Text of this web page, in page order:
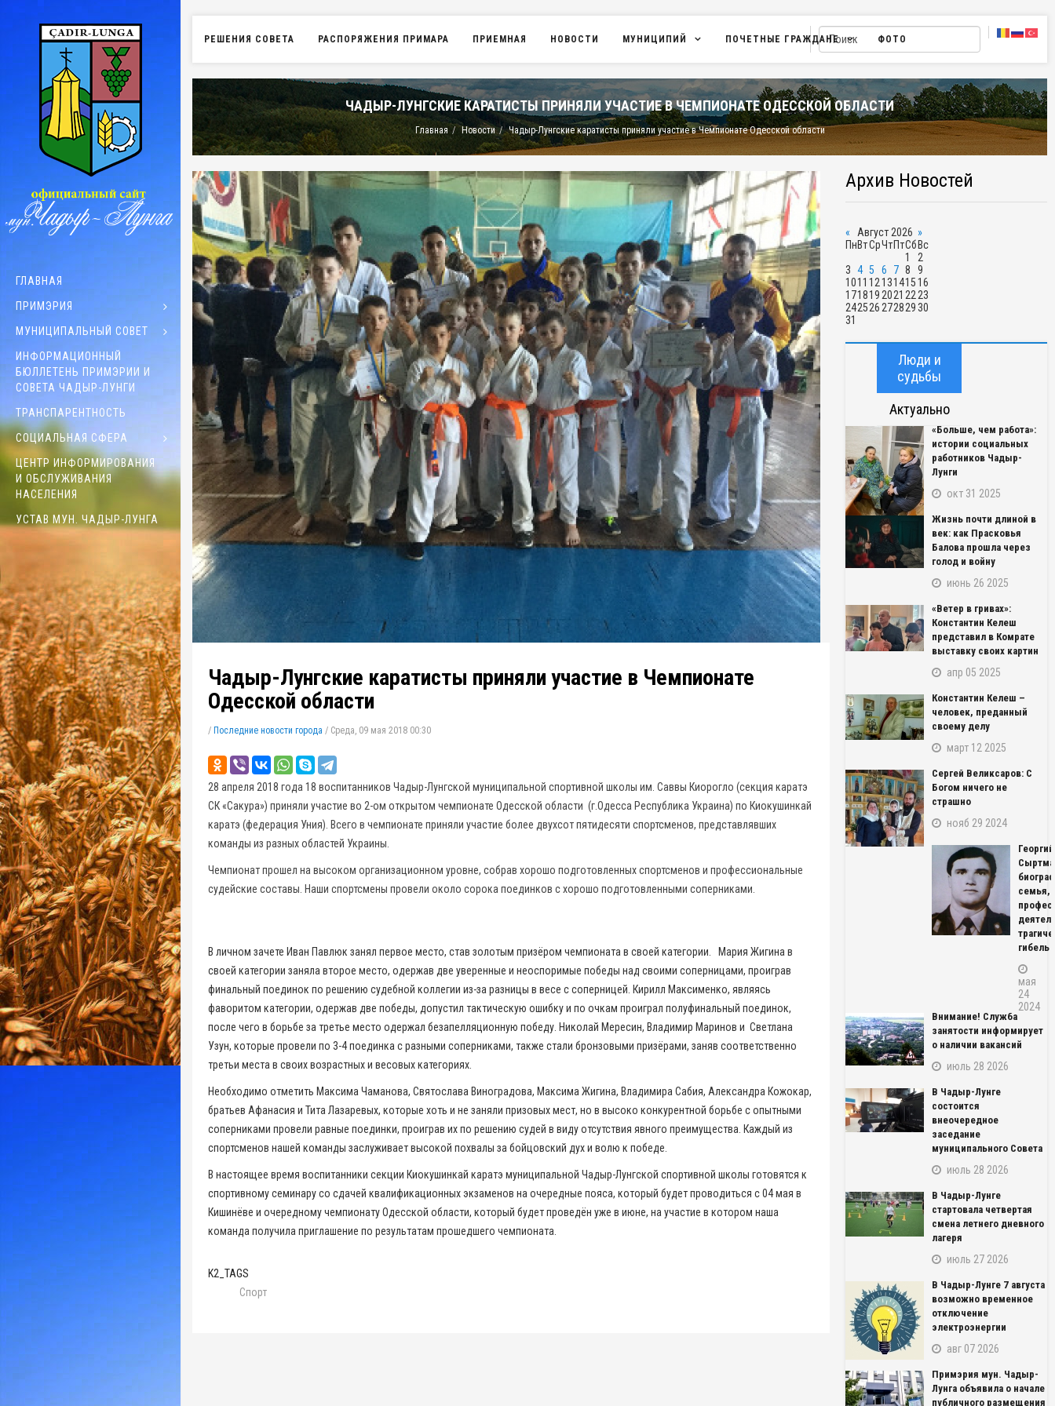
ГЛАВНАЯ
ПРИМЭРИЯ
МУНИЦИПАЛЬНЫЙ СОВЕТ
ИНФОРМАЦИОННЫЙ
БЮЛЛЕТЕНЬ ПРИМЭРИИ И
СОВЕТА ЧАДЫР-ЛУНГИ
ТРАНСПАРЕНТНОСТЬ
СОЦИАЛЬНАЯ СФЕРА
ЦЕНТР ИНФОРМИРОВАНИЯ
И ОБСЛУЖИВАНИЯ
НАСЕЛЕНИЯ
УСТАВ МУН. ЧАДЫР-ЛУНГА
РЕШЕНИЯ СОВЕТА РАСПОРЯЖЕНИЯ ПРИМАРА ПРИЕМНАЯ НОВОСТИ МУНИЦИПИЙ ПОЧЕТНЫЕ ГРАЖДАНЕ ФОТО
ЧАДЫР-ЛУНГСКИЕ КАРАТИСТЫ ПРИНЯЛИ УЧАСТИЕ В ЧЕМПИОНАТЕ ОДЕССКОЙ ОБЛАСТИ
Главная Новости Чадыр-Лунгские каратисты приняли участие в Чемпионате Одесской области
Чадыр-Лунгские каратисты приняли участие в Чемпионате
Одесской области
/ Последние новости города / Среда, 09 мая 2018 00:30
28 апреля 2018 года 18 воспитанников Чадыр-Лунгской муниципальной спортивной школы им. Саввы Киорогло (секция каратэ
СК «Сакура») приняли участие во 2-ом открытом чемпионате Одесской области (г.Одесса Республика Украина) по Киокушинкай
каратэ (федерация Уния). Всего в чемпионате приняли участие более двухсот пятидесяти спортсменов, представлявших
команды из разных областей Украины.
Чемпионат прошел на высоком организационном уровне, собрав хорошо подготовленных спортсменов и профессиональные
судейские составы. Наши спортсмены провели около сорока поединков с хорошо подготовленными соперниками.
В личном зачете Иван Павлюк занял первое место, став золотым призёром чемпионата в своей категории. Мария Жигина в
своей категории заняла второе место, одержав две уверенные и неоспоримые победы над своими соперницами, проиграв
финальный поединок по решению судебной коллегии из-за разницы в весе с соперницей. Кирилл Максименко, являясь
фаворитом категории, одержав две победы, допустил тактическую ошибку и по очкам проиграл полуфинальный поединок,
после чего в борьбе за третье место одержал безапелляционную победу. Николай Мересин, Владимир Маринов и Светлана
Узун, которые провели по 3-4 поединка с разными соперниками, также стали бронзовыми призёрами, заняв соответственно
третьи места в своих возрастных и весовых категориях.
Необходимо отметить Максима Чаманова, Святослава Виноградова, Максима Жигина, Владимира Сабия, Александра Кожокар,
братьев Афанасия и Тита Лазаревых, которые хоть и не заняли призовых мест, но в высоко конкурентной борьбе с опытными
соперниками провели равные поединки, проиграв их по решению судей в виду отсутствия явного преимущества. Каждый из
спортсменов нашей команды заслуживает высокой похвалы за бойцовский дух и волю к победе.
В настоящее время воспитанники секции Киокушинкай каратэ муниципальной Чадыр-Лунгской спортивной школы готовятся к
спортивному семинару со сдачей квалификационных экзаменов на очередные пояса, который будет проводиться с 04 мая в
Кишинёве и очередному чемпионату Одесской области, который будет проведён уже в июне, на участие в котором наша
команда получила приглашение по результатам прошедшего чемпионата.
K2_TAGS
Спорт
Архив Новостей
« Август 2026 »
ПнВтСрЧт ПтСб Вс
1
2
3 4 5 6 7 8
9
1011 1213141516
171819 2021 22 23
242526 27282930
31
Люди и
судьбы
Актуально
«Больше, чем работа»:
истории социальных
работников Чадыр-
Лунги
окт 31 2025
Жизнь почти длиной в
век: как Прасковья
Балова прошла через
голод и войну
июнь 26 2025
«Ветер в гривах»:
Константин Келеш
представил в Комрате
выставку своих картин
апр 05 2025
Константин Келеш –
человек, преданный
своему делу
март 12 2025
Сергей Великсаров: С
Богом ничего не
страшно
нояб 29 2024
Георгий
семья,
гибель
мая
24
2024
Внимание! Служба
занятости информирует
о наличии вакансий
июль 28 2026
В Чадыр-Лунге
состоится
внеочередное
заседание
муниципального Совета
июль 28 2026
В Чадыр-Лунге
стартовала четвертая
смена летнего дневного
лагеря
июль 27 2026
В Чадыр-Лунге 7 августа
возможно временное
отключение
электроэнергии
авг 07 2026
Примэрия мун. Чадыр-
Лунга объявила о начале
публичного размещения
NAME_SOCIAL_FACEBOOK
NAME_SOCIAL_GOOGLE